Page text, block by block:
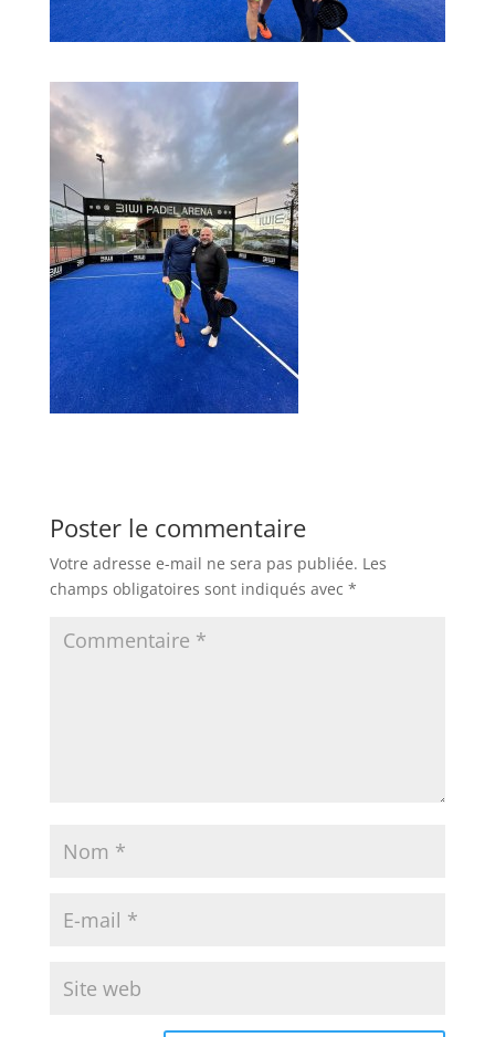
Poster le commentaire
Votre adresse e-mail ne sera pas publiée. Les
champs obligatoires sont indiqués avec *